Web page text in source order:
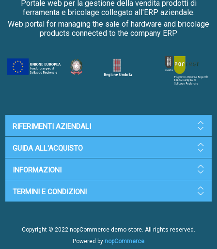
Portale web per la gestione della vendita prodotti di
ferramenta e bricolage collegato all'ERP aziendale.
Web portal for managing the sale of hardware and bricolage
products connected to the company ERP
RIFERIMENTI AZIENDALI
GUIDA ALL'ACQUISTO
INFORMAZIONI
TERMINI E CONDIZIONI
Copyright © 2022 nopCommerce demo store. All rights reserved.
Powered by nopCommerce